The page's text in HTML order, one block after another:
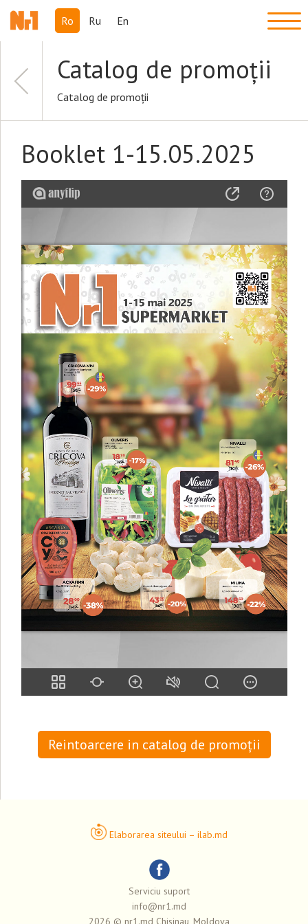
Ro Ru En
Catalog de promoții
Catalog de promoții
Booklet 1-15.05.2025
Reintoarcere in catalog de promoții
Elaborarea siteului – ilab.md
Serviciu suport
info@nr1.md